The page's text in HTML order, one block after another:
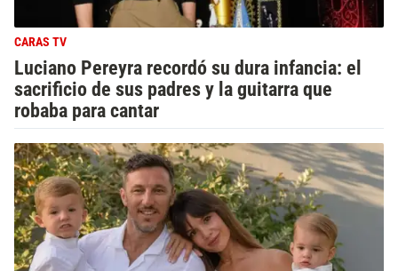
CARAS TV
Luciano Pereyra recordó su dura infancia: el
sacrificio de sus padres y la guitarra que
robaba para cantar